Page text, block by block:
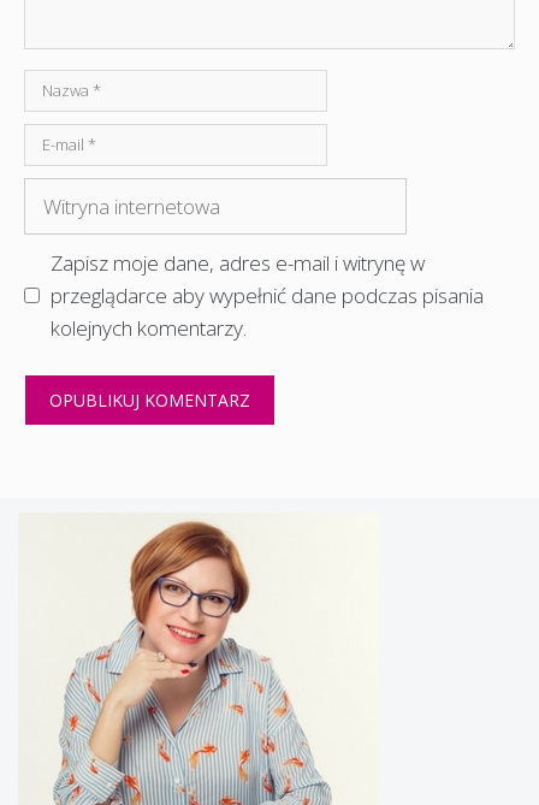
Nazwa
mail
internetowa
Zapisz moje dane, adres e-mail i witrynę w
przeglądarce aby wypełnić dane podczas pisania
kolejnych komentarzy.